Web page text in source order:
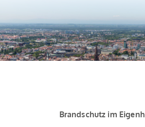
Brandschutz im